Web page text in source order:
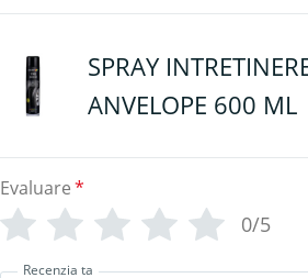
SPRAY
ANVELOPE 600 ML
Evaluare*
0/5
Recenzia ta